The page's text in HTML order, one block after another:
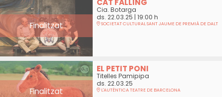
Finalitzat
CAT FALLING
Cia. Botarga
ds. 22.03.25 | 19:00 h
SOCIETAT CULTURAL SANT JAUME DE PREMIÀ DE DALT
Finalitzat
EL PETIT PONI
Titelles Pamipipa
ds. 22.03.25
L'AUTÈNTICA TEATRE DE BARCELONA